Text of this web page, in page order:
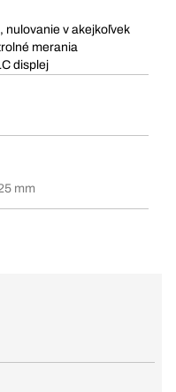
nulovanie v akejkoľvek
merania
displej
mm